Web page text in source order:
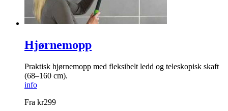
Hjørnemopp
Praktisk hjørnemopp med fleksibelt ledd og teleskopisk skaft
(68–160 cm).
info
Fra kr299